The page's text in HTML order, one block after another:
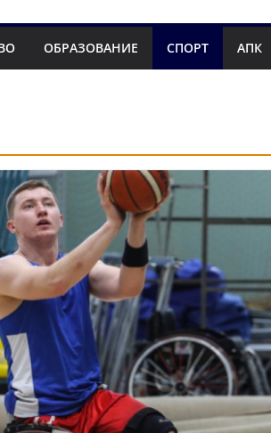
ОБРАЗОВАНИЕ СПОРТ АПК